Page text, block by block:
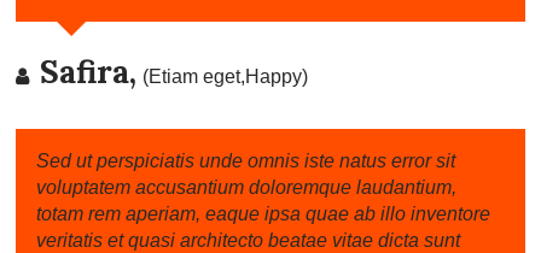
Safira, (Etiam eget,Happy)
Sed ut perspiciatis unde omnis iste natus error sit
voluptatem accusantium doloremque laudantium,
totam rem aperiam, eaque ipsa quae ab illo inventore
veritatis et quasi architecto beatae vitae dicta sunt